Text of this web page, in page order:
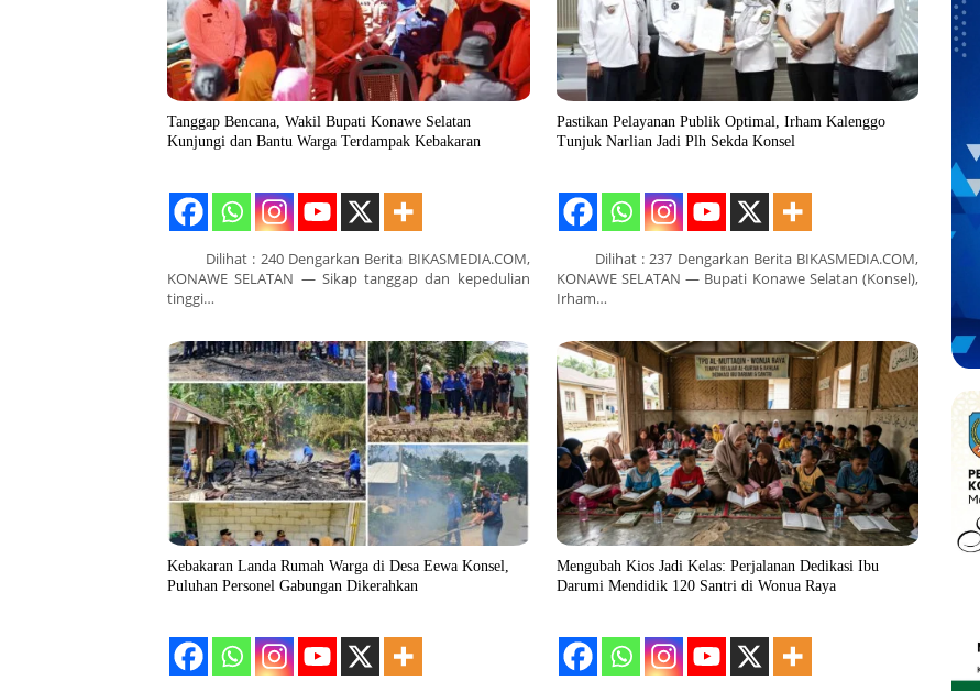
Tanggap Bencana, Wakil Bupati Konawe Selatan
Kunjungi dan Bantu Warga Terdampak Kebakaran
Dilihat : 240 Dengarkan Berita BIKASMEDIA.COM,
KONAWE SELATAN — Sikap tanggap dan kepedulian
tinggi…
Pastikan Pelayanan Publik Optimal, Irham Kalenggo
Tunjuk Narlian Jadi Plh Sekda Konsel
Dilihat : 237 Dengarkan Berita BIKASMEDIA.COM,
KONAWE SELATAN — Bupati Konawe Selatan (Konsel),
Irham…
Kebakaran Landa Rumah Warga di Desa Eewa Konsel,
Puluhan Personel Gabungan Dikerahkan
Mengubah Kios Jadi Kelas: Perjalanan Dedikasi Ibu
Darumi Mendidik 120 Santri di Wonua Raya